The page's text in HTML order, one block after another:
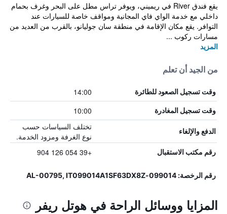
يقع فندق River في ريميني، ويوفر تراس مطل على البحر وغرف بحمام
داخلي مع خدمة الواي فاي المجانية ومواقف خاصة للسيارات عند
التوافر. يقع مكان الإقامة في منطقة سان جوليانو، بالقرب من العديد من
مسارات ركوب ...
المزيد
من الجيد أن تعلم
وقت تسجيل الصعود للطائرة 14:00
وقت تسجيل المغادرة 10:00
الدفع والإلغاء
تختلف السياسات حسب
نوع الغرفة ومزود الخدمة.
رقم مكتب الاستقبال +39 054 126 904
رقم الرخصة: 099014-AL-00795, IT099014A1SF63DX8Z
المزايا ووسائل الراحة في هوتل ريفر